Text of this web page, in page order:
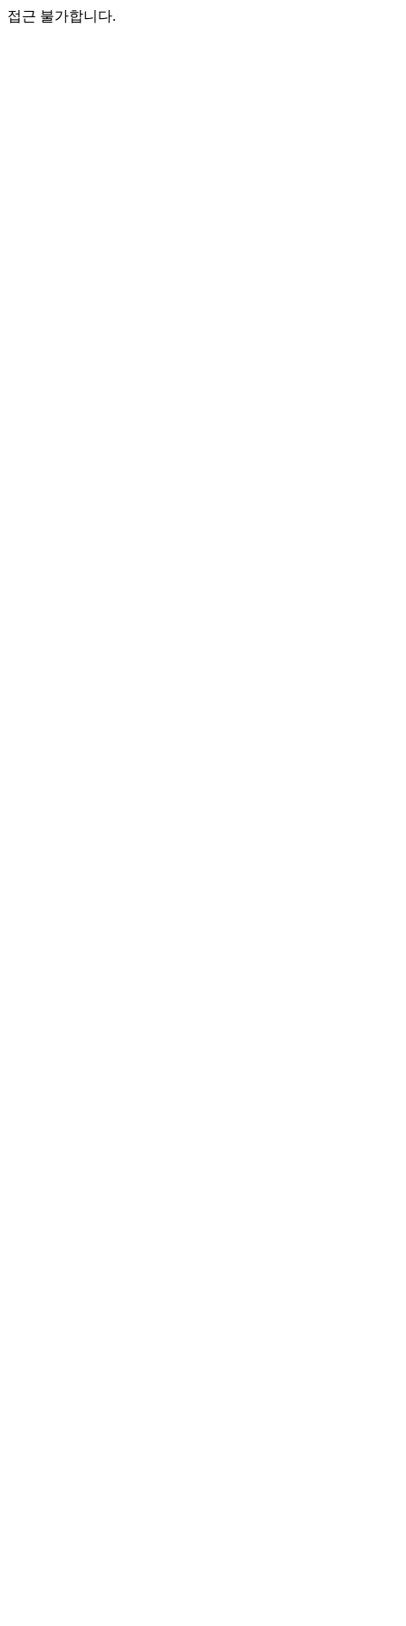
접근 불가합니다.